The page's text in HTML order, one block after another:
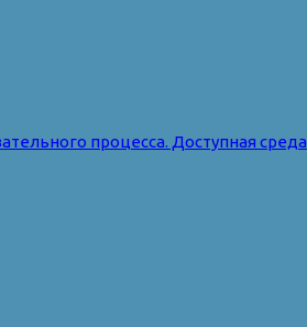
процесса. Доступная среда